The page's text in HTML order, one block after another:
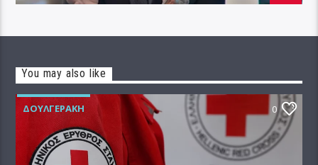
You may also like
ΔΟΥΛΓΕΡΆΚΗ 0